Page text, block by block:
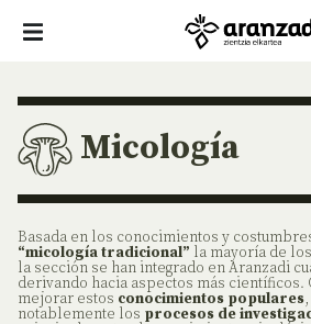
Micología
Basada en los conocimientos y
“micología tradicional” la mayoría de
la sección se han integrado en Aranzadi
derivando hacia aspectos más científicos.
mejorar estos conocimientos populares
notablemente los procesos de